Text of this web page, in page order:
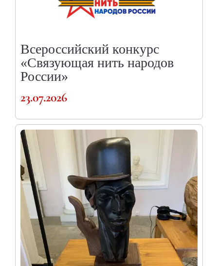
Всероссийский конкурс
«Связующая нить народов
России»
23.07.2026